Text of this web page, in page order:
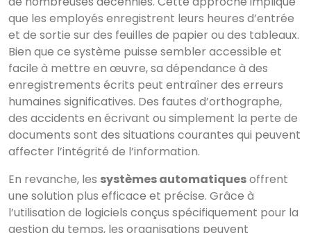
Rechercher
CATÉGORIES ▾
que les employés enregistrent leurs heures d’entrée
et de sortie sur des feuilles de papier ou des tableaux.
Bien que ce système puisse sembler accessible et
facile à mettre en œuvre, sa dépendance à des
enregistrements écrits peut entraîner des erreurs
humaines significatives. Des fautes d’orthographe,
des accidents en écrivant ou simplement la perte de
documents sont des situations courantes qui peuvent
affecter l’intégrité de l’information.
En revanche, les systèmes automatiquesoffrent
une solution plus efficace et précise. Grâce à
l’utilisation de logiciels conçus spécifiquement pour la
gestion du temps, les organisations peuvent